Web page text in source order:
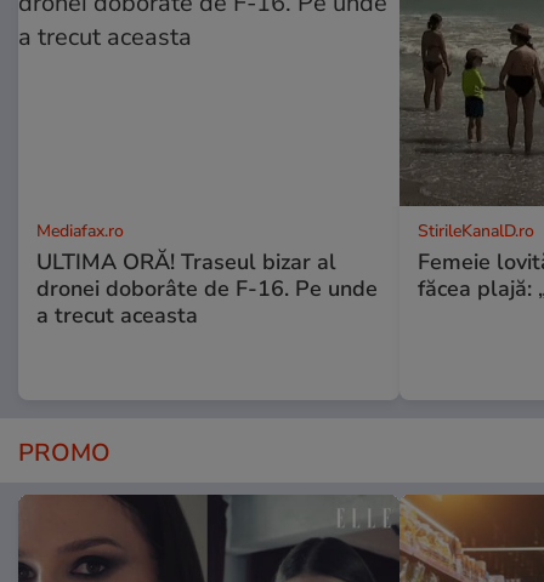
Mediafax.ro
ULTIMA ORĂ! Traseul bizar al
dronei doborâte de F-16. Pe unde
a trecut aceasta
StirileKanalD.ro
Femeie
făcea plajă:
PROMO